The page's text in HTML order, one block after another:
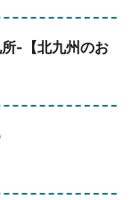
-【北九州のお